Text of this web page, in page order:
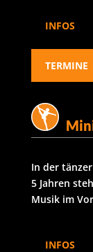
INFOS
TERMINE
In der
5 Jahren
Musik im
INFOS